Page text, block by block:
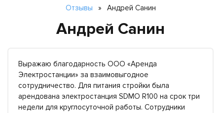
Отзывы » Андрей Санин
Андрей Санин
Выражаю благодарность ООО «Аренда
Электростанции» за взаимовыгодное
сотрудничество. Для питания стройки была
арендована электростанция SDMO R100 на срок три
недели для круглосуточной работы. Сотрудники